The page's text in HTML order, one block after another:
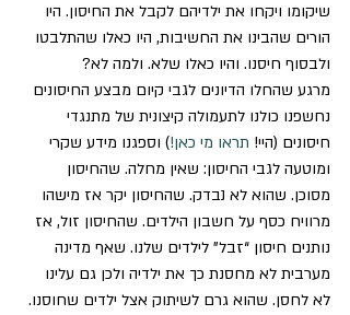
שיקומו ויקחו את ילדיהם לקבל את החיסון. היו
הורים שהבינו את החשיבות, היו כאלו שהתלבטו
ולבסוף חיסנו. והיו כאלו שלא. ולמה לא?
מרגע שהחלו הדיונים לגבי קיום מבצע החיסונים
נחשפנו כולנו לתעמולה קיצונית של מתנגדי
חיסונים (היי! תראו מי כאן!) וספגנו מידע שקרי
ומוטעה לגבי החיסון: שאין מחלה. שהחיסון
מסוכן. שהוא לא נבדק. שהחיסון יקר אז מישהו
מרוויח כסף על חשבון הילדים. שהחיסון זול, אז
נותנים חיסון “זבל” לילדים שלנו. שאף מדינה
מערבית לא מחסנת כך את ילדיה ולכן גם עלינו
לא לחסן. שהוא גרם לשיתוק אצל ילדים שחוסנו.